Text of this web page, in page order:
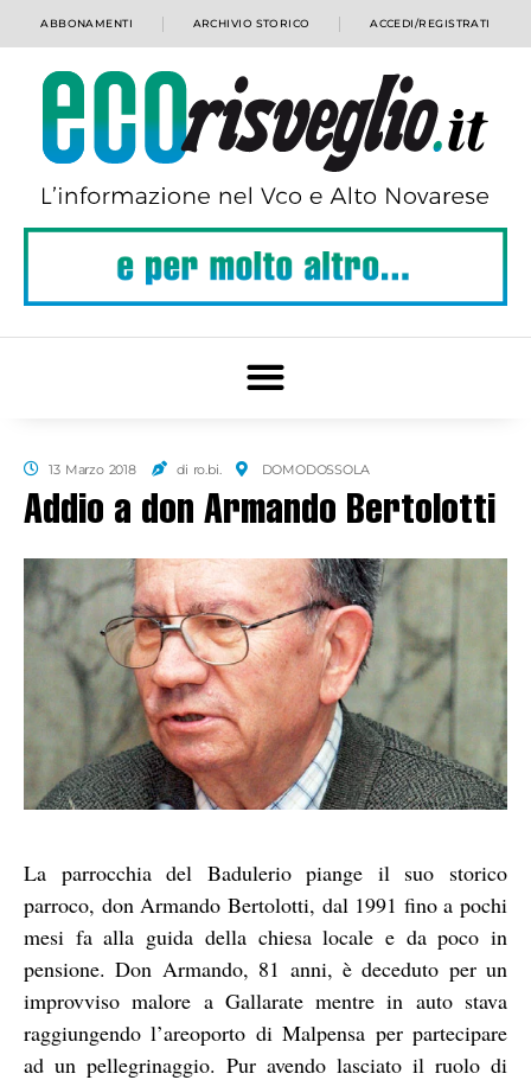
ABBONAMENTI ARCHIVIO STORICO ACCEDI/REGISTRATI
13 Marzo 2018 di ro.bi. DOMODOSSOLA
Addio a don Armando Bertolotti
La parrocchia del Badulerio piange il suo storico
parroco, don Armando Bertolotti, dal 1991 fino a pochi
mesi fa alla guida della chiesa locale e da poco in
pensione. Don Armando, 81 anni, è deceduto per un
improvviso malore a Gallarate mentre in auto stava
raggiungendo l’areoporto di Malpensa per partecipare
ad un pellegrinaggio. Pur avendo lasciato il ruolo di